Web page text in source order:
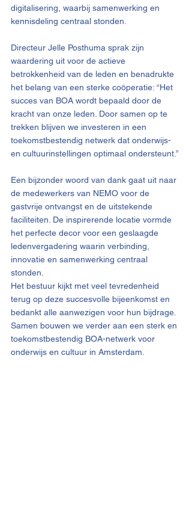
digitalisering, waarbij samenwerking en
kennisdeling centraal stonden.
Directeur Jelle Posthuma sprak zijn
waardering uit voor de actieve
betrokkenheid van de leden en benadrukte
het belang van een sterke coöperatie: “Het
succes van BOA wordt bepaald door de
kracht van onze leden. Door samen op te
trekken blijven we investeren in een
toekomstbestendig netwerk dat onderwijs-
en cultuurinstellingen optimaal ondersteunt.”
Een bijzonder woord van dank gaat uit naar
de medewerkers van NEMO voor de
gastvrije ontvangst en de uitstekende
faciliteiten. De inspirerende locatie vormde
het perfecte decor voor een geslaagde
ledenvergadering waarin verbinding,
innovatie en samenwerking centraal
stonden.
Het bestuur kijkt met veel tevredenheid
terug op deze succesvolle bijeenkomst en
bedankt alle aanwezigen voor hun bijdrage.
Samen bouwen we verder aan een sterk en
toekomstbestendig BOA-netwerk voor
onderwijs en cultuur in Amsterdam.